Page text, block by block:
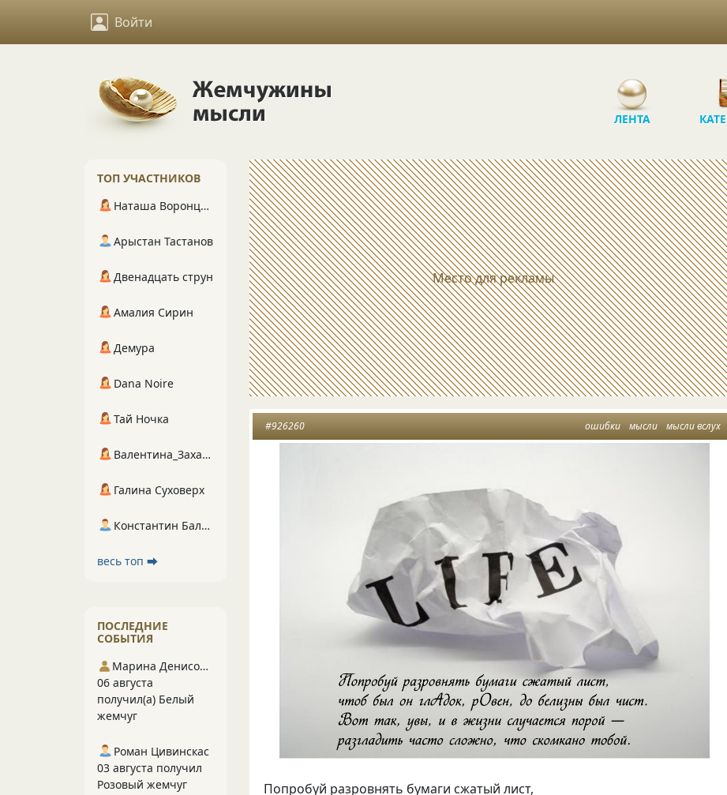
Войти
ЛЕНТА
Место для рекламы
ошибки мысли мысли вслух
#926260
Попробуй разровнять бумаги сжатый лист,
ТОП УЧАСТНИКОВ
Наташа Воронцова
Арыстан Тастанов
Двенадцать струн
Амалия Сирин
Демура
Dana Noire
Тай Ночка
Валентина_Захарова
Галина Суховерх
Константин Балухта
весь топ ⮕
ПОСЛЕДНИЕ
СОБЫТИЯ
Марина Денисова 5
06 августа
получил(а) Белый
жемчуг
Роман Цивинскас
03 августа получил
Розовый жемчуг